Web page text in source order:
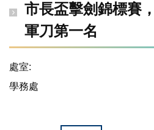
市長盃擊劍錦標賽
軍刀第一名
處室:
學務處